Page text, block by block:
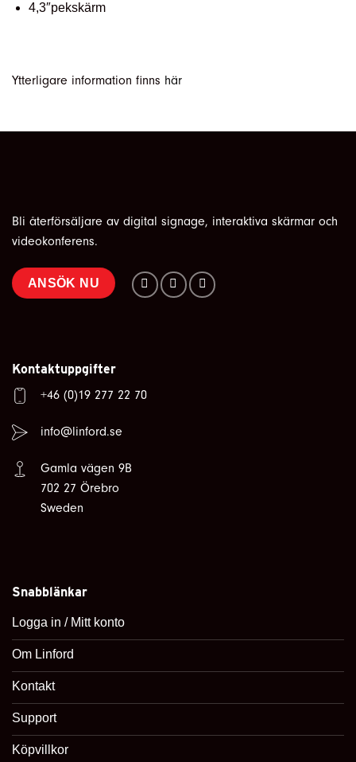
4,3″pekskärm
Ytterligare information finns här
Bli återförsäljare av digital signage, interaktiva skärmar och
videokonferens.
ANSÖK NU
Kontaktuppgifter
+46 (0)19 277 22 70
info@linford.se
Gamla vägen 9B
702 27 Örebro
Sweden
Snabblänkar
Logga in / Mitt konto
Om Linford
Kontakt
Support
Köpvillkor